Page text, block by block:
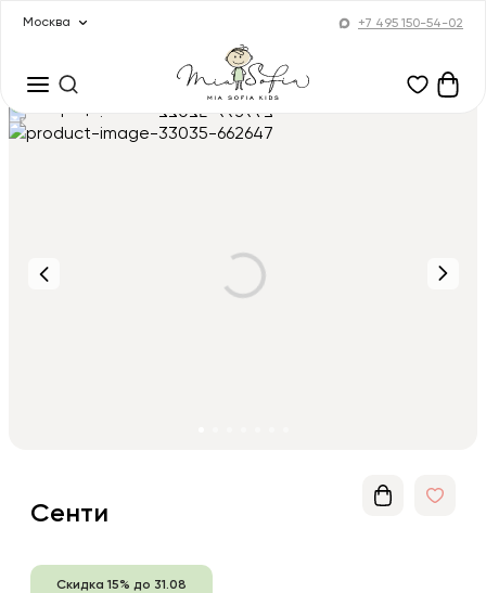
Москва +7 495 150-54-02
Сенти
Скидка 15% до 31.08